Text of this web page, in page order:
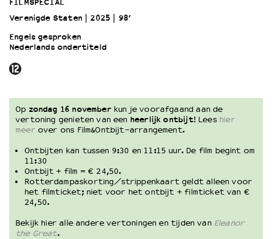
OVER LANTARENVENSTER
Wat we doen
Werken bij
Wie is wie
Historie
Partners
Huisregels
Privacyverklaring
Integriteits- en gedragscode
Duurzaamheid
Culturele boycot Israël
Ruimte voor artistieke vrijheid – VNPF
FILMSPECIAL
Verenigde Staten
2025
98’
Engels gesproken
Nederlands ondertiteld
Op zondag 16 novemberkun je voorafgaand aan de
vertoning genieten van een heerlijk ontbijt! Lees hier
meerover ons Film&Ontbijt-arrangement.
Ontbijten kan tussen 9:30 en 11:15 uur. De film begint om
11:30
Ontbijt + film = € 24,50.
Rotterdampaskorting/strippenkaart geldt alleen voor
het filmticket; niet voor het ontbijt + filmticket van €
24,50.
Bekijk hier alle andere vertoningen en tijden van Eleanor
the Great.